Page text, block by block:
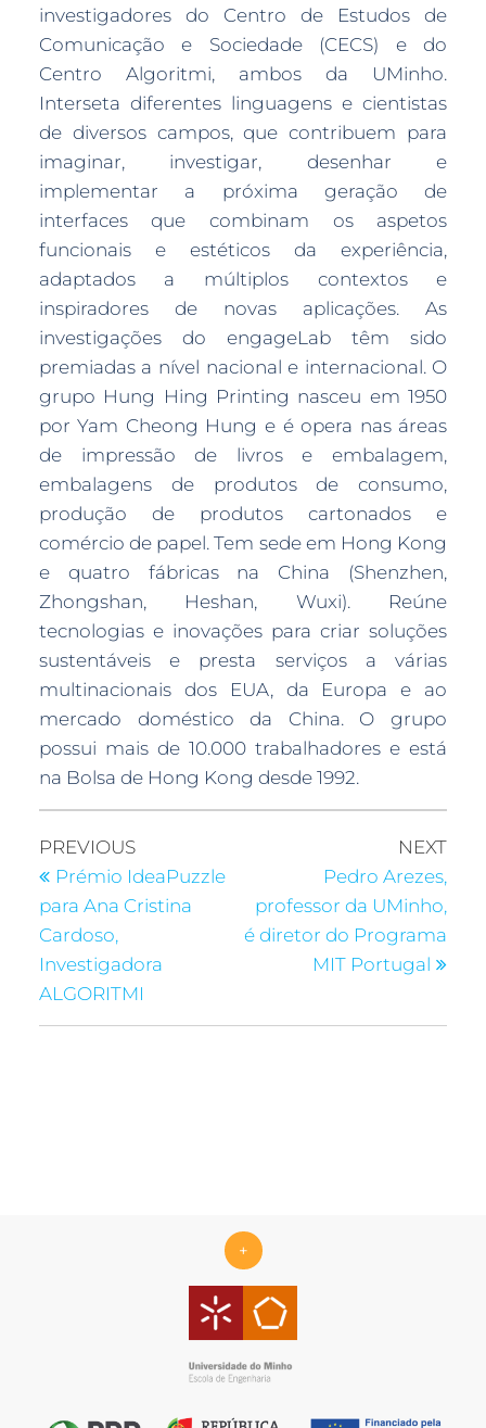
investigadores do Centro de Estudos de
Comunicação e Sociedade (CECS) e do
Centro Algoritmi, ambos da UMinho.
Interseta diferentes linguagens e cientistas
de diversos campos, que contribuem para
imaginar, investigar, desenhar e
implementar a próxima geração de
interfaces que combinam os aspetos
funcionais e estéticos da experiência,
adaptados a múltiplos contextos e
inspiradores de novas aplicações. As
investigações do engageLab têm sido
premiadas a nível nacional e internacional. O
grupo Hung Hing Printing nasceu em 1950
por Yam Cheong Hung e é opera nas áreas
de impressão de livros e embalagem,
embalagens de produtos de consumo,
produção de produtos cartonados e
comércio de papel. Tem sede em Hong Kong
e quatro fábricas na China (Shenzhen,
Zhongshan, Heshan, Wuxi). Reúne
tecnologias e inovações para criar soluções
sustentáveis e presta serviços a várias
multinacionais dos EUA, da Europa e ao
mercado doméstico da China. O grupo
possui mais de 10.000 trabalhadores e está
na Bolsa de Hong Kong desde 1992.
PREVIOUS
Prémio IdeaPuzzle
para Ana Cristina
Cardoso,
Investigadora
ALGORITMI
NEXT
Pedro Arezes,
professor da UMinho,
é diretor do Programa
MIT Portugal
+